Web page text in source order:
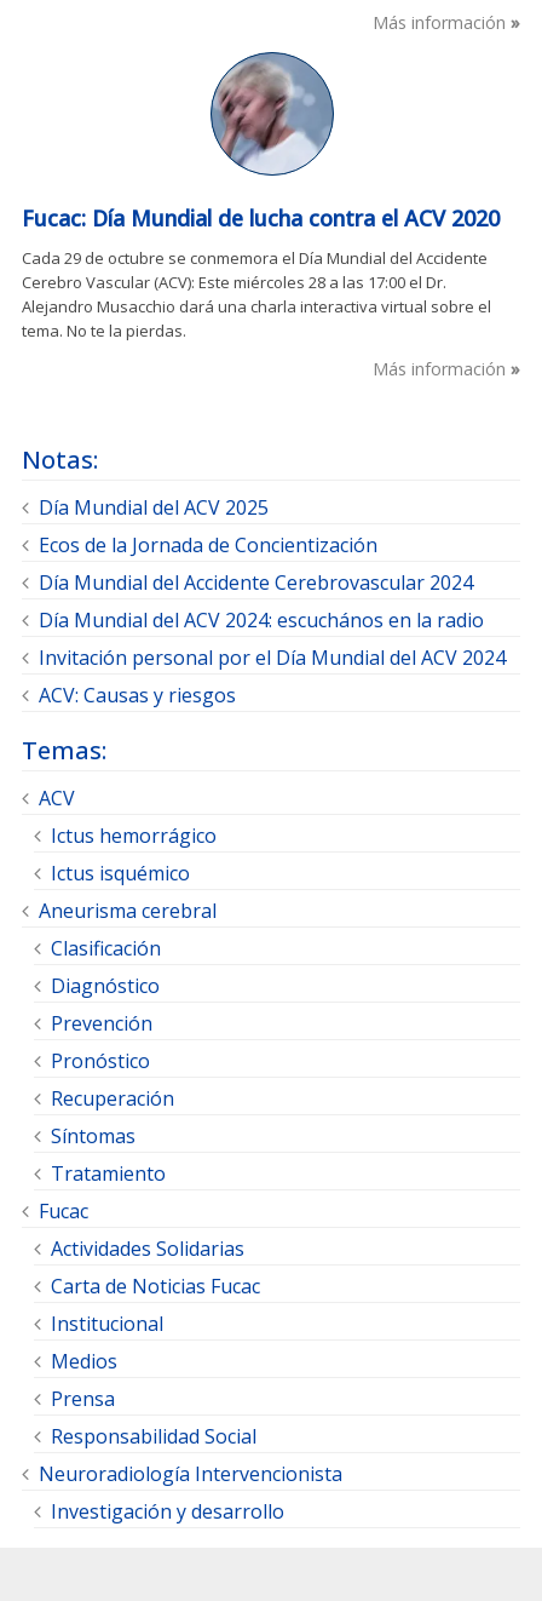
Más información
Fucac: Día Mundial de lucha contra el ACV 2020
Cada 29 de octubre se conmemora el Día Mundial del Accidente
Cerebro Vascular (ACV): Este miércoles 28 a las 17:00 el Dr.
Alejandro Musacchio dará una charla interactiva virtual sobre el
tema. No te la pierdas.
Más información
Notas:
Día Mundial del ACV 2025
Ecos de la Jornada de Concientización
Día Mundial del Accidente Cerebrovascular 2024
Día Mundial del ACV 2024: escuchános en la radio
Invitación personal por el Día Mundial del ACV 2024
ACV: Causas y riesgos
Temas:
ACV
Ictus hemorrágico
Ictus isquémico
Aneurisma cerebral
Clasificación
Diagnóstico
Prevención
Pronóstico
Recuperación
Síntomas
Tratamiento
Fucac
Actividades Solidarias
Carta de Noticias Fucac
Institucional
Medios
Prensa
Responsabilidad Social
Neuroradiología Intervencionista
Investigación y desarrollo